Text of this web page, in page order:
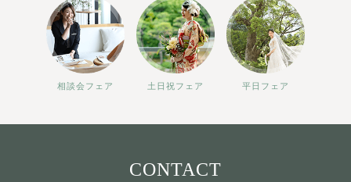
相談会フェア 土日祝フェア 平日フェア
CONTACT